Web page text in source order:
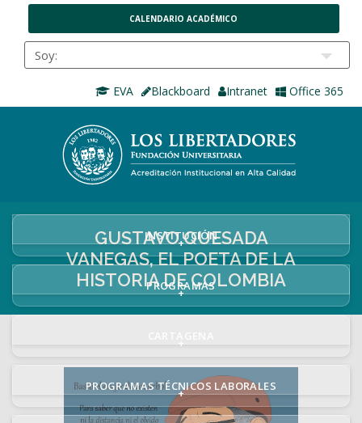
CALENDARIO ACADÉMICO
EVA Blackboard Intranet Office 365
INSTITUCIÓN
+
PROGRAMAS
+
+
PROGRAMAS TÉCNICOS LABORALES
+
GUSTAVO QUESADA
VANEGAS, EL POETA DE LA
HISTORIA DE COLOMBIA